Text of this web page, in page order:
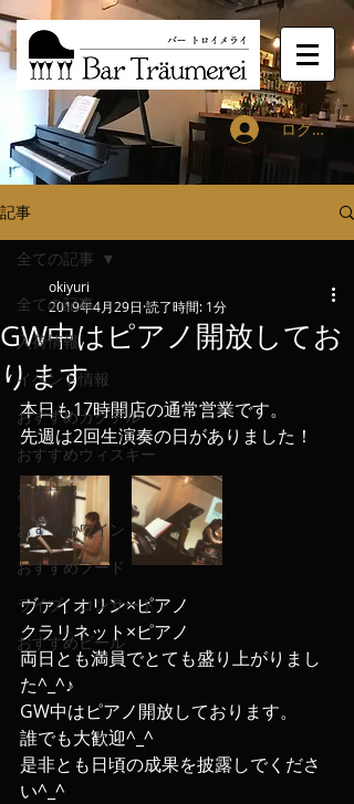
ログイン
記事
全ての記事
入荷情報
イベント情報
おすすめカクテル
おすすめウィスキー
お店情報
おすすめワイン
おすすめフード
ライブ、コンサート
おすすめビール
全ての記事
GW中はピアノ開放してお
ります
okiyuri
2019年4月29日 読了時間: 1分
本日も17時開店の通常営業です。
先週は2回生演奏の日がありました！
ヴァイオリン×ピアノ
クラリネット×ピアノ
両日とも満員でとても盛り上がりまし
た^_^♪
GW中はピアノ開放しております。
誰でも大歓迎^_^
是非とも日頃の成果を披露しでくださ
い^_^